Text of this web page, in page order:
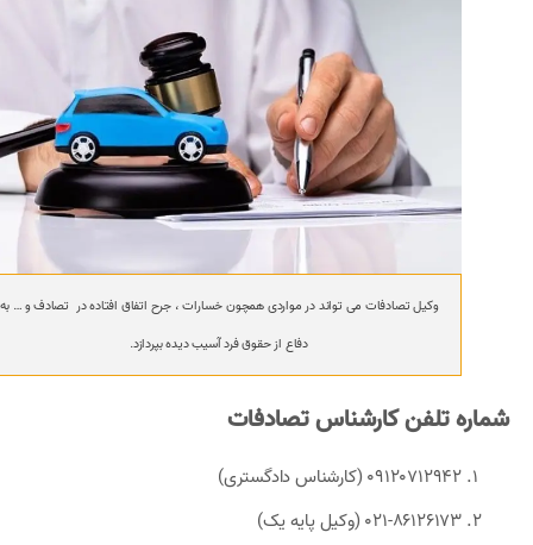
وکیل تصادفات می تواند در مواردی همچون خسارات ، جرح اتفاق افتاده در تصادف و … به
دفاع از حقوق فرد آسیب دیده بپردازد.
شماره تلفن کارشناس تصادفات
09120712942 (کارشناس دادگستری)
021-86126173 (وکیل پایه یک)